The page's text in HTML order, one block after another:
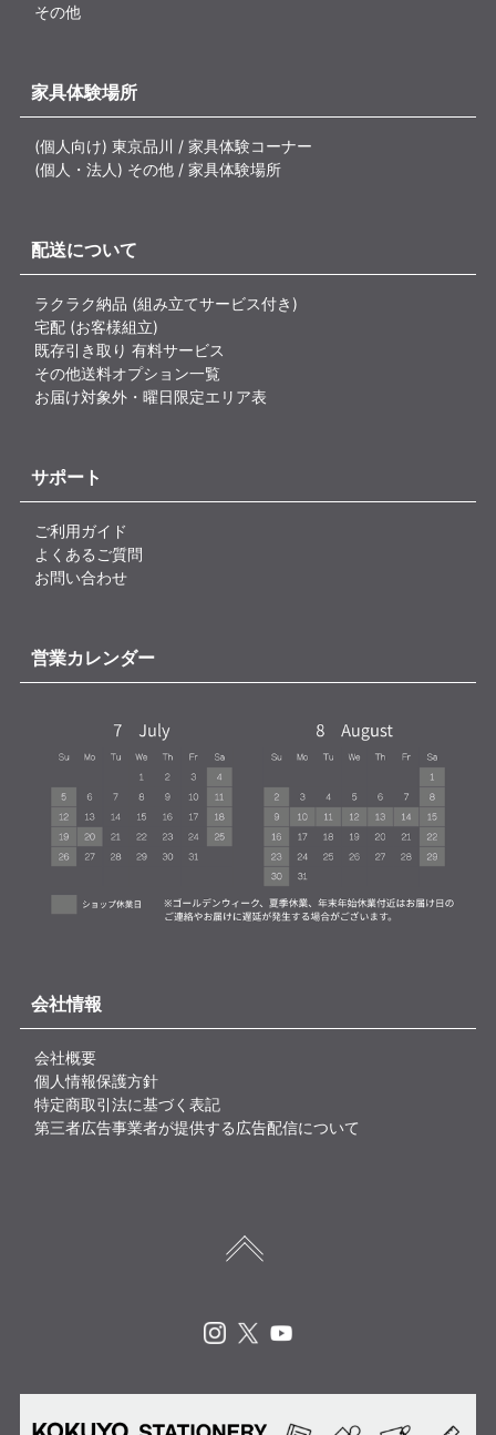
その他
家具体験場所
(個人向け) 東京品川 / 家具体験コーナー
(個人・法人) その他 / 家具体験場所
配送について
ラクラク納品 (組み立てサービス付き)
宅配 (お客様組立)
既存引き取り 有料サービス
その他送料オプション一覧
お届け対象外・曜日限定エリア表
サポート
ご利用ガイド
よくあるご質問
お問い合わせ
営業カレンダー
会社情報
会社概要
個人情報保護方針
特定商取引法に基づく表記
第三者広告事業者が提供する広告配信について